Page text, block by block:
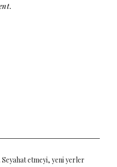
Seyahat etmeyi, yeni yerler